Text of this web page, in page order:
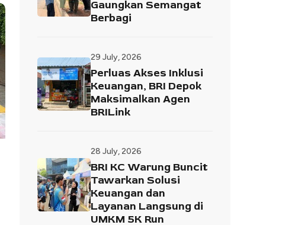
Gaungkan Semangat
Berbagi
29 July, 2026
Perluas Akses Inklusi
Keuangan, BRI Depok
Maksimalkan Agen
BRILink
28 July, 2026
BRI KC Warung Buncit
Tawarkan Solusi
Keuangan dan
Layanan Langsung di
UMKM 5K Run